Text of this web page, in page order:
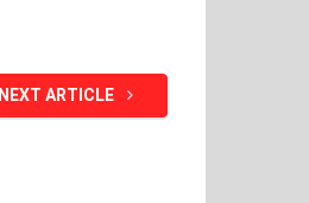
NEXT ARTICLE